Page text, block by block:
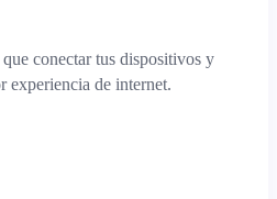
conectar tus dispositivos y
experiencia de internet.